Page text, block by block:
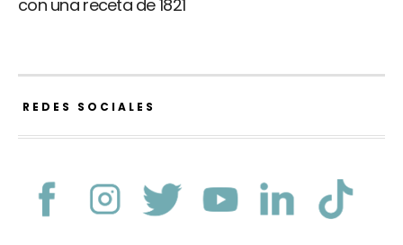
con una receta de 1821
REDES SOCIALES